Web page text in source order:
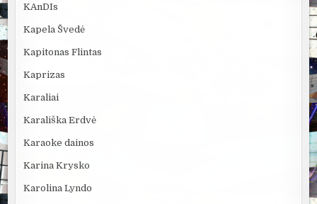
KAnDIs
Kapela Švedė
Kapitonas Flintas
Kaprizas
Karaliai
Karališka Erdvė
Karaoke dainos
Karina Krysko
Karolina Lyndo